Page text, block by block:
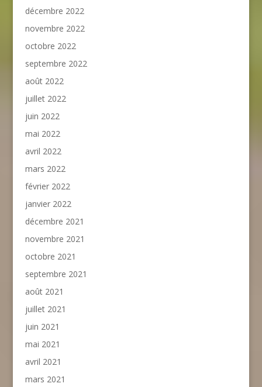
décembre 2022
novembre 2022
octobre 2022
septembre 2022
août 2022
juillet 2022
juin 2022
mai 2022
avril 2022
mars 2022
février 2022
janvier 2022
décembre 2021
novembre 2021
octobre 2021
septembre 2021
août 2021
juillet 2021
juin 2021
mai 2021
avril 2021
mars 2021